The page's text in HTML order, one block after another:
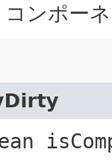
コンポー